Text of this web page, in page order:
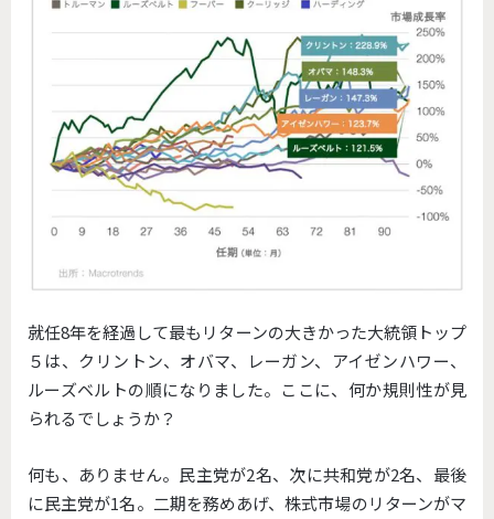
就任8年を経過して最もリターンの大きかった大統領トップ
５は、クリントン、オバマ、レーガン、アイゼンハワー、
ルーズベルトの順になりました。ここに、何か規則性が見
られるでしょうか？
何も、ありません。民主党が2名、次に共和党が2名、最後
に民主党が1名。二期を務めあげ、株式市場のリターンがマ